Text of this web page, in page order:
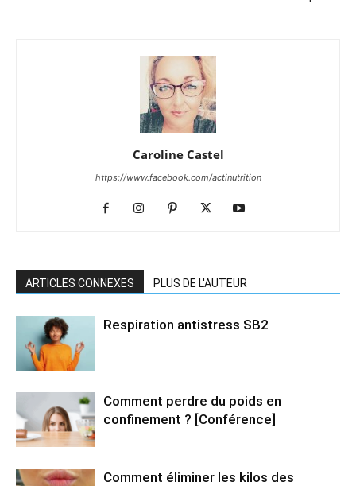
Caroline Castel
https://www.facebook.com/actinutrition
ARTICLES CONNEXES PLUS DE L'AUTEUR
Respiration antistress SB2
Comment perdre du poids en
confinement ? [Conférence]
Comment éliminer les kilos des